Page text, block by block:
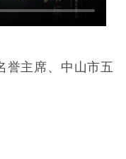
誉主席、中山市五